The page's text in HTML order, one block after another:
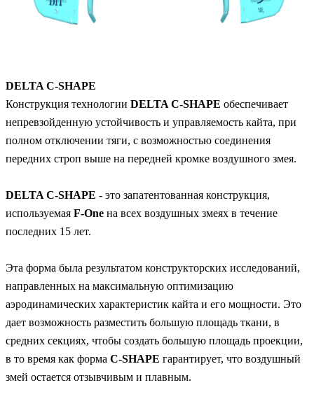
DELTA C-SHAPE
Конструкция технологии DELTA C-SHAPE обеспечивает
непревзойденную устойчивость и управляемость кайта, при
полном отключении тяги, с возможностью соединения
передних строп выше на передней кромке воздушного змея.
DELTA C-SHAPE - это запатентованная конструкция,
используемая F-One на всех воздушных змеях в течение
последних 15 лет.
Эта форма была результатом конструкторских исследований,
направленных на максимальную оптимизацию
аэродинамических характеристик кайта и его мощности. Это
дает возможность разместить большую площадь ткани, в
средних секциях, чтобы создать большую площадь проекции,
в то время как форма C-SHAPE гарантирует, что воздушный
змей остается отзывчивым и плавным.